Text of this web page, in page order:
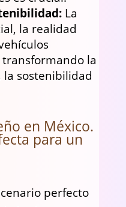
La
la realidad
la
la sostenibilidad
en México.
para un
perfecto